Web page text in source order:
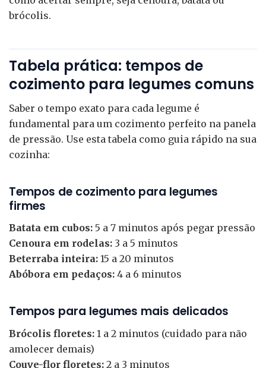
brócolis.
Tabela prática: tempos de
cozimento para legumes comuns
Saber o tempo exato para cada legume é
fundamental para um cozimento perfeito na panela
de pressão. Use esta tabela como guia rápido na sua
cozinha:
Tempos de cozimento para legumes
firmes
Batata em cubos: 5 a 7 minutos após pegar pressão
Cenoura em rodelas: 3 a 5 minutos
Beterraba inteira: 15 a 20 minutos
Abóbora em pedaços: 4 a 6 minutos
Tempos para legumes mais delicados
Brócolis floretes: 1 a 2 minutos (cuidado para não
amolecer demais)
Couve-flor floretes: 2 a 3 minutos